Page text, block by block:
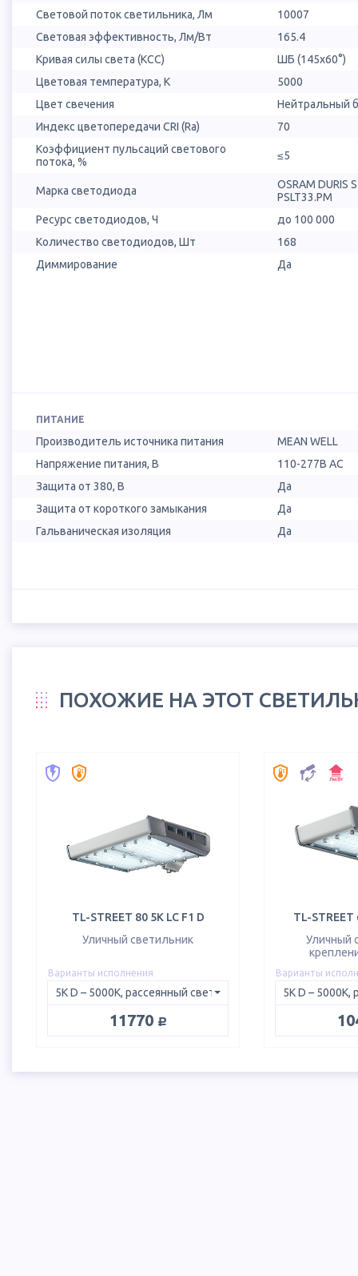
Световой поток светильника, Лм
10007
Световая эффективность, Лм/Вт
165.4
Кривая силы света (КСС)
ШБ (145х60°)
Цветовая температура, К
5000
Цвет свечения
Нейтральный
Индекс цветопередачи CRI (Ra)
70
Коэффициент пульсаций светового
потока, %
≤5
Марка светодиода
OSRAM DURIS
PSLT33.PM
Ресурс светодиодов, Ч
до 100 000
Количество светодиодов, Шт
168
Диммирование
Да
ПИТАНИЕ
Производитель источника питания
MEAN WELL
Напряжение питания, В
110-277В AC
Защита от 380, В
Да
Защита от короткого замыкания
Да
Гальваническая изоляция
Да
ПОХОЖИЕ НА ЭТОТ
TL-STREET 80 5K LC F1 D
Уличный светильник
Варианты исполнения
11770 руб.
TL-STREET
Уличный
Варианты